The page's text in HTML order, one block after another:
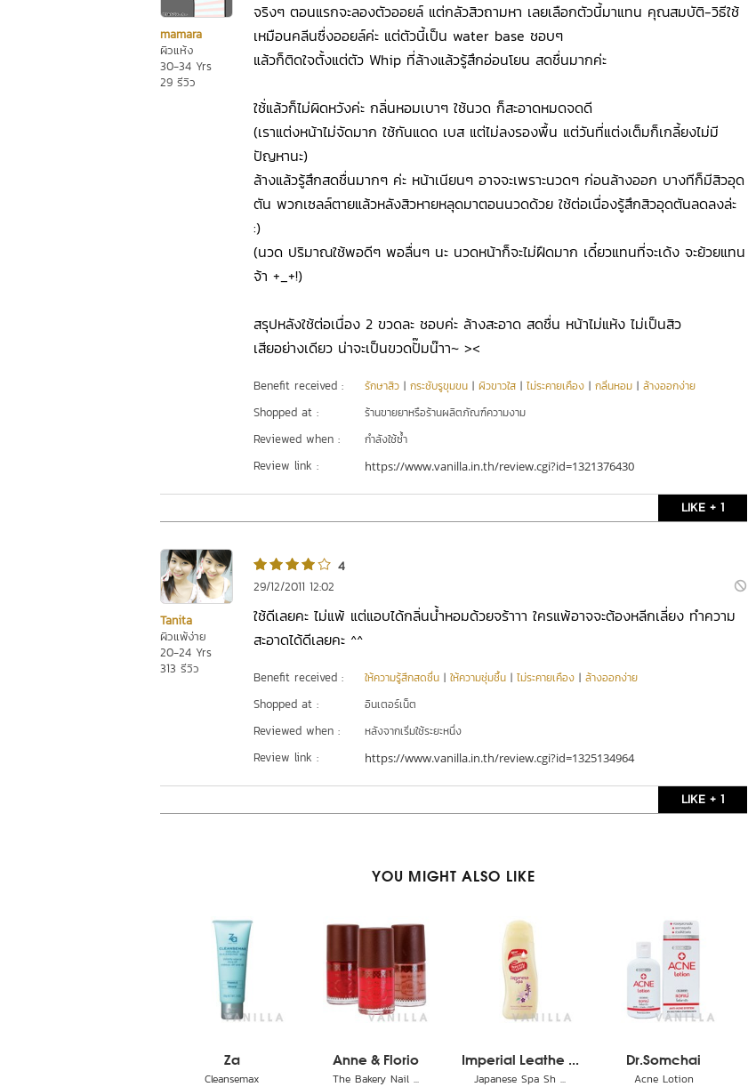
mamara
ผิวแห้ง
30-34 Yrs
29 รีวิว
จริงๆ ตอนแรกจะลองตัวออยล์ แต่กลัวสิวถามหา เลยเลือกตัวนี้มาแทน คุณสมบัติ-วิธีใช้
เหมือนคลีนซื่งออยล์ค่ะ แต่ตัวนี้เป็น water base ชอบๆ
แล้วก็ติดใจตั้งแต่ตัว Whip ที่ล้างแล้วรู้สึกอ่อนโยน สดชื่นมากค่ะ
ใช้่แล้วก็ไม่ผิดหวังค่ะ กลิ่นหอมเบาๆ ใช้นวด ก็สะอาดหมดจดดี
(เราแต่งหน้าไม่จัดมาก ใช้กันแดด เบส แต่ไม่ลงรองพื้น แต่วันที่แต่งเต็มก็เกลี้ยงไม่มี
ปัญหานะ)
ล้างแล้วรู้สึกสดชื่นมากๆ ค่ะ หน้าเนียนๆ อาจจะเพราะนวดๆ ก่อนล้างออก บางทีก็มีสิวอุด
ตัน พวกเซลล์ตายแล้วหลังสิวหายหลุดมาตอนนวดด้วย ใช้ต่อเนื่องรู้สึกสิวอุดตันลดลงล่ะ
:)
(นวด ปริมาณใช้พอดีๆ พอลื่นๆ นะ นวดหน้าก็จะไม่ฝืดมาก เดี๋ยวแทนที่จะเด้ง จะย้วยแทน
จ้า +_+!)
สรุปหลังใช้ต่อเนื่อง 2 ขวดละ ชอบค่ะ ล้างสะอาด สดชื่น หน้าไม่แห้ง ไม่เป็นสิว
เสียอย่างเดียว น่าจะเป็นขวดปั๊มน๊าา~ ><
Benefit received : รักษาสิว | กระชับรูขุมขน | ผิวขาวใส | ไม่ระคายเคือง | กลิ่นหอม | ล้างออกง่าย
Shopped at : ร้านขายยาหรือร้านผลิตภัณฑ์ความงาม
Reviewed when : กำลังใช้ซ้ำ
Review link : https://www.vanilla.in.th/review.cgi?id=1321376430
LIKE + 1
Tanita
ผิวแพ้ง่าย
20-24 Yrs
313 รีวิว
4
29/12/2011 12:02
ใช้ดีเลยคะ ไม่แพ้ แต่แอบได้กลิ่นน้ำหอมด้วยจร้าาา ใครแพ้อาจจะต้องหลีกเลี่ยง ทำความ
สะอาดได้ดีเลยคะ ^^
Benefit received : ให้ความรู้สึกสดชื่น | ให้ความชุ่มชื้น | ไม่ระคายเคือง | ล้างออกง่าย
Shopped at : อินเตอร์เน็ต
Reviewed when : หลังจากเริ่มใช้ระยะหนึ่ง
Review link : https://www.vanilla.in.th/review.cgi?id=1325134964
LIKE + 1
YOU MIGHT ALSO LIKE
Za
Cleansemax
Anne & Florio
The Bakery Nail ...
Imperial Leathe ...
Japanese Spa Sh ...
Dr.Somchai
Acne Lotion